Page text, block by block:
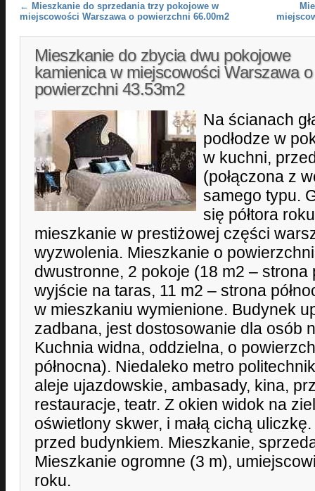
Post navigation
← Mieszkanie do sprzedania trzy pokojowe w
miejscowości Warszawa o powierzchni 66.00m2
Mieszkanie do zbycia dwu pokojowe
kamienica w miejscowości Warszawa o
powierzchni 43.53m2
Na ścianach
podłodze w
w kuchni,
(połączona z
samego typu.
się półtora
mieszkanie w prestiżowej części
wyzwolenia. Mieszkanie o
dwustronne, 2 pokoje (18 m2 – strona
wyjście na taras, 11 m2 – strona
w mieszkaniu wymienione. Budynek
zadbana, jest dostosowanie dla osób
Kuchnia widna, oddzielna, o
północna). Niedaleko metro
aleje ujazdowskie, ambasady, kina,
restauracje, teatr. Z okien widok na
oświetlony skwer, i małą cichą
przed budynkiem. Mieszkanie,
Mieszkanie ogromne (3 m),
roku.